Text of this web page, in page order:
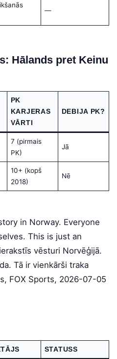
—
Hālands pret Keinu
PK
KARJERAS
VĀRTI
DEBIJA PK?
7 (pirmais
PK)
Jā
10+ (kopš
2018)
Nē
in Norway. Everyone
This is just an
vēsturi Norvēģijā.
Tā ir vienkārši traka
FOX Sports, 2026-07-05
STATUSS